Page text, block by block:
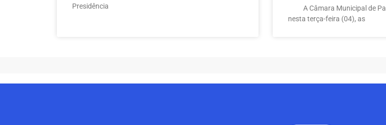
Presidência
A Câmara Municipal de
nesta terça-feira (04), as